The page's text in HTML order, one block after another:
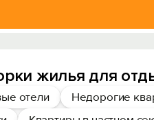
жилья для
отели Недорогие